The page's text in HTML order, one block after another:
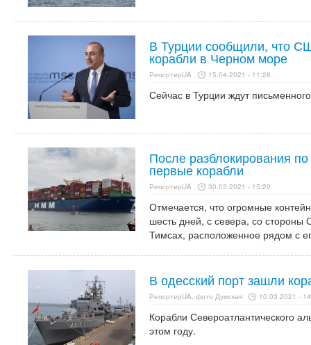
В Турции сообщили, что
корабли в Черном море
РепортерUA 15.04.2021 - 11:28
Сейчас в Турции ждут
После разблокирования
первые корабли
РепортерUA 30.03.2021 - 15:20
Отмечается, что огромные
шесть дней, с севера, со стороны
Тимсах, расположенное рядом с
В одесский порт зашли
РепортерUA, фото Думская 10.03.2021 -
Корабли Североатлантического
этом году.